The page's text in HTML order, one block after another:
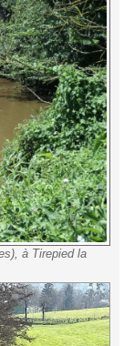
à Tirepied la